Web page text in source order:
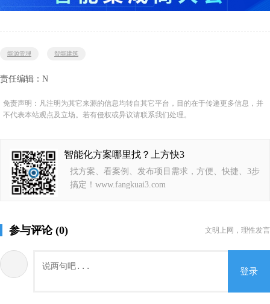
能源管理 智能建筑
责任编辑：N
免责声明：凡注明为其它来源的信息均转自其它平台，目的在于传递更多信息，并
不代表本站观点及立场。若有侵权或异议请联系我们处理。
智能化方案哪里找？上方快3
找方案、看案例、发布项目需求，方便、快捷、3步
搞定！www.fangkuai3.com
参与评论 (0) 文明上网，理性发言
登录